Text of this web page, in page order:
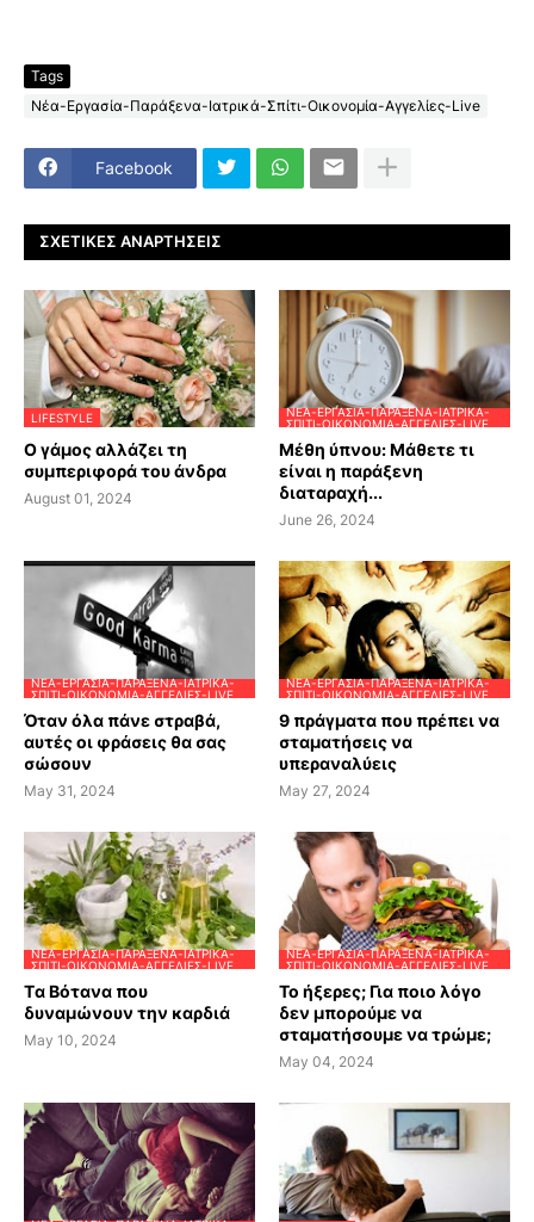
Tags
Νέα-Εργασία-Παράξενα-Ιατρικά-Σπίτι-Οικονομία-Αγγελίες-Live
Facebook
ΣΧΕΤΙΚΈΣ ΑΝΑΡΤΉΣΕΙΣ
LIFESTYLE
Ο γάμος αλλάζει τη
συμπεριφορά του άνδρα
August 01, 2024
ΝΈΑ-ΕΡΓΑΣΊΑ-ΠΑΡΆΞΕΝΑ-ΙΑΤΡΙΚΆ-
ΣΠΊΤΙ-ΟΙΚΟΝΟΜΊΑ-ΑΓΓΕΛΊΕΣ-LIVE
Μέθη ύπνου: Μάθετε τι
είναι η παράξενη
διαταραχή...
June 26, 2024
ΝΈΑ-ΕΡΓΑΣΊΑ-ΠΑΡΆΞΕΝΑ-ΙΑΤΡΙΚΆ-
ΣΠΊΤΙ-ΟΙΚΟΝΟΜΊΑ-ΑΓΓΕΛΊΕΣ-LIVE
Όταν όλα πάνε στραβά,
αυτές οι φράσεις θα σας
σώσουν
May 31, 2024
ΝΈΑ-ΕΡΓΑΣΊΑ-ΠΑΡΆΞΕΝΑ-ΙΑΤΡΙΚΆ-
ΣΠΊΤΙ-ΟΙΚΟΝΟΜΊΑ-ΑΓΓΕΛΊΕΣ-LIVE
9 πράγματα που πρέπει να
σταματήσεις να
υπεραναλύεις
May 27, 2024
ΝΈΑ-ΕΡΓΑΣΊΑ-ΠΑΡΆΞΕΝΑ-ΙΑΤΡΙΚΆ-
ΣΠΊΤΙ-ΟΙΚΟΝΟΜΊΑ-ΑΓΓΕΛΊΕΣ-LIVE
Tα Βότανα που
δυναμώνουν την καρδιά
May 10, 2024
ΝΈΑ-ΕΡΓΑΣΊΑ-ΠΑΡΆΞΕΝΑ-ΙΑΤΡΙΚΆ-
ΣΠΊΤΙ-ΟΙΚΟΝΟΜΊΑ-ΑΓΓΕΛΊΕΣ-LIVE
Το ήξερες; Για ποιο λόγο
δεν μπορούμε να
σταματήσουμε να τρώμε;
May 04, 2024